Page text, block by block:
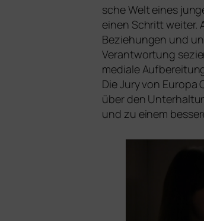
sche Welt eines
einen Schritt wei­ter.
Beziehungen und
Verantwortung
media­le
Die Jury von
über den
und zu einem